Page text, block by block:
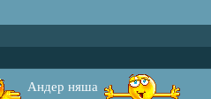
Андер няша